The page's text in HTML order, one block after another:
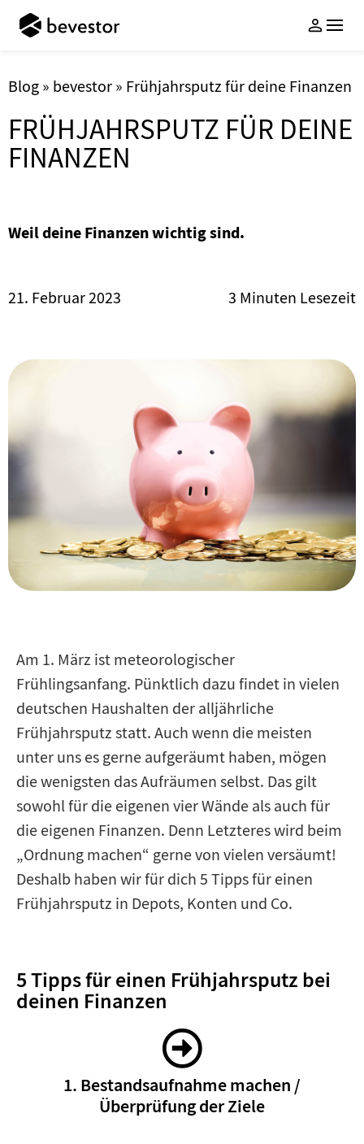
Geldanlage
ETF-Vermögensverwaltung
Nachhaltige ETF-
Für Kinder sparen
Anlageschutz
Sparen mit Familie & Freunden
Wissen
Whitepaper Anlagekonzept
bevestorBlog
Über uns
Unternehmen
Auszeichnungen
Jetzt Anlegen
bevestor App
FAQ
Blog » bevestor » Frühjahrsputz für deine Finanzen
FRÜHJAHRSPUTZ FÜR DEINE
FINANZEN
Weil deine Finanzen wichtig sind.
21. Februar 2023 3 Minuten Lesezeit
Am 1. März ist meteorologischer
Frühlingsanfang. Pünktlich dazu findet in vielen
deutschen Haushalten der alljährliche
Frühjahrsputz statt. Auch wenn die meisten
unter uns es gerne aufgeräumt haben, mögen
die wenigsten das Aufräumen selbst. Das gilt
sowohl für die eigenen vier Wände als auch für
die eigenen Finanzen. Denn Letzteres wird beim
„Ordnung machen“ gerne von vielen versäumt!
Deshalb haben wir für dich 5 Tipps für einen
Frühjahrsputz in Depots, Konten und Co.
5 Tipps für einen Frühjahrsputz bei
deinen Finanzen
1. Bestandsaufnahme machen /
Überprüfung der Ziele